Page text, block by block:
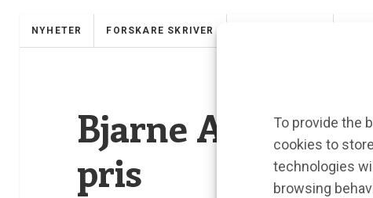
To provide the
cookies to
technologies
browsing
NYHETER FORSKARE SKRIVER
Bjarne
pris